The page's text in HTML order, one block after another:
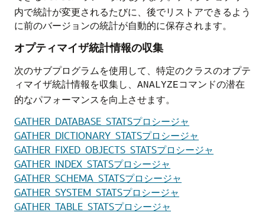
内で統計が変更されるたびに、後でリストアできるよう
に前のバージョンの統計が自動的に保存されます。
オプティマイザ統計情報の収集
次のサブプログラムを使用して、特定のクラスのオプテ
ィマイザ統計情報を収集し、 ANALYZEコマンドの潜在
的なパフォーマンスを向上させます。
GATHER_DATABASE_STATSプロシージャ
GATHER_DICTIONARY_STATSプロシージャ
GATHER_FIXED_OBJECTS_STATSプロシージャ
GATHER_INDEX_STATSプロシージャ
GATHER_SCHEMA_STATSプロシージャ
GATHER_SYSTEM_STATSプロシージャ
GATHER_TABLE_STATSプロシージャ